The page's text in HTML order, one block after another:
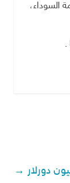
السوداء،
.
→